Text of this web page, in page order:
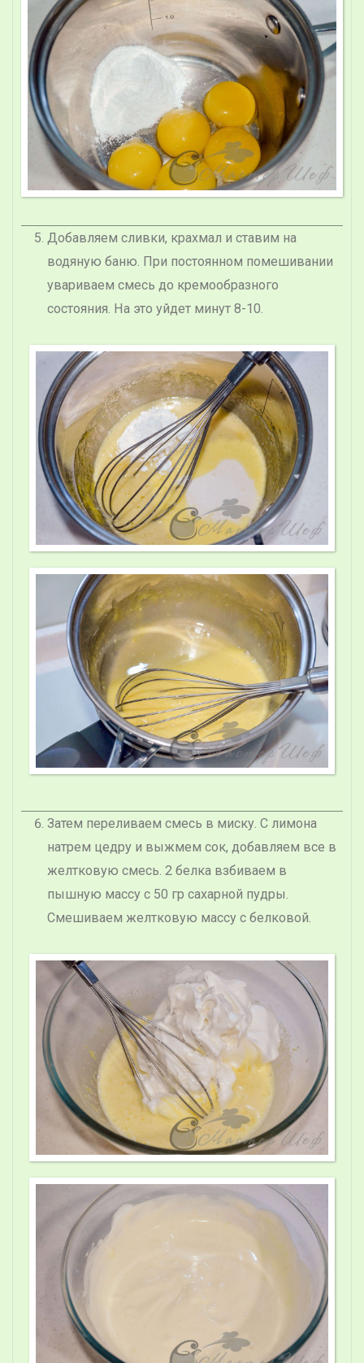
Добавляем сливки, крахмал и ставим на
водяную баню. При постоянном помешивании
увариваем смесь до кремообразного
состояния. На это уйдет минут 8-10.
Затем переливаем смесь в миску. С лимона
натрем цедру и выжмем сок, добавляем все в
желтковую смесь. 2 белка взбиваем в
пышную массу с 50 гр сахарной пудры.
Смешиваем желтковую массу с белковой.